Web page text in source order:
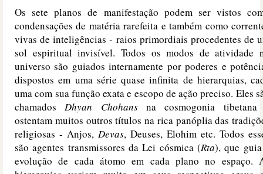
Os sete planos de manifestação podem ser vistos
condensações de matéria rarefeita e também como
vivas de inteligências - raios primordiais procedentes de
sol espiritual invisível. Todos os modos de atividade
universo são guiados internamente por poderes e
dispostos em uma série quase infinita de hierarquias,
uma com sua função exata e escopo de ação preciso. Eles
chamadosDhyan Chohansna cosmogonia tibetana
ostentam muitos outros títulos na rica panóplia das
religiosas - Anjos, Devas, Deuses, Elohim etc. Todos
são agentes transmissores da Lei cósmica (Rta), que
evolução de cada átomo em cada plano no espaço.